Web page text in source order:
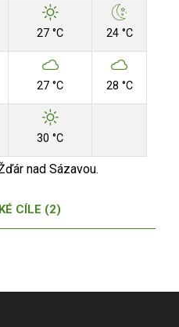
27 °C 24 °C
27 °C 28 °C
30 °C
nad Sázavou.
CÍLE (2)